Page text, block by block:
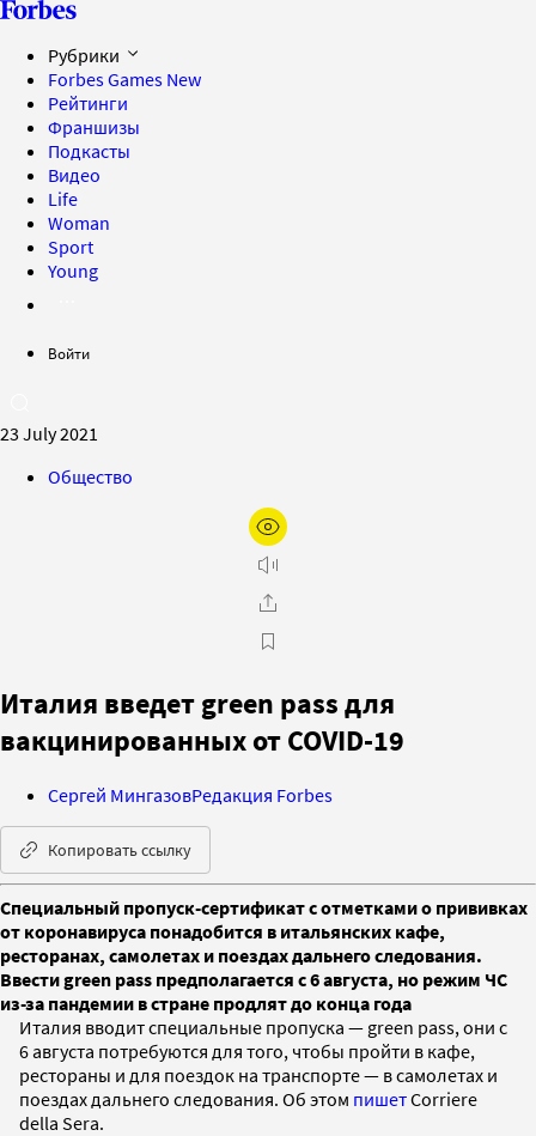
Рубрики
Forbes Games New
Рейтинги
Франшизы
Подкасты
Видео
Life
Woman
Sport
Young
Войти
23 July 2021
Общество
Италия введет green pass для
вакцинированных от COVID-19
Сергей МингазовРедакция Forbes
Копировать ссылку
Специальный пропуск-сертификат с отметками о прививках
от коронавируса понадобится в итальянских кафе,
ресторанах, самолетах и поездах дальнего следования.
Ввести green pass предполагается с 6 августа, но режим ЧС
из-за пандемии в стране продлят до конца года
Италия вводит специальные пропуска — green pass, они с
6 августа потребуются для того, чтобы пройти в кафе,
рестораны и для поездок на транспорте — в самолетах и
поездах дальнего следования. Об этом пишетCorriere
della Sera.